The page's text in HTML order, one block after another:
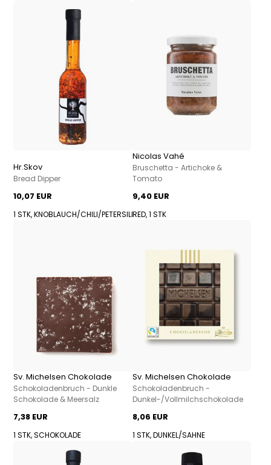
Hr.Skov
Bread Dipper
10,07 EUR
1 STK, KNOBLAUCH/CHILI/PETERSILIE
Nicolas Vahé
Bruschetta - Artichoke &
Tomato
9,40 EUR
RED, 1 STK
Sv. Michelsen Chokolade
Schokoladenbruch - Dunkle
Schokolade & Meersalz
7,38 EUR
1 STK, SCHOKOLADE
Sv. Michelsen Chokolade
Schokoladenbruch -
Dunkel-/Vollmilchschokolade
8,06 EUR
1 STK, DUNKEL/SAHNE